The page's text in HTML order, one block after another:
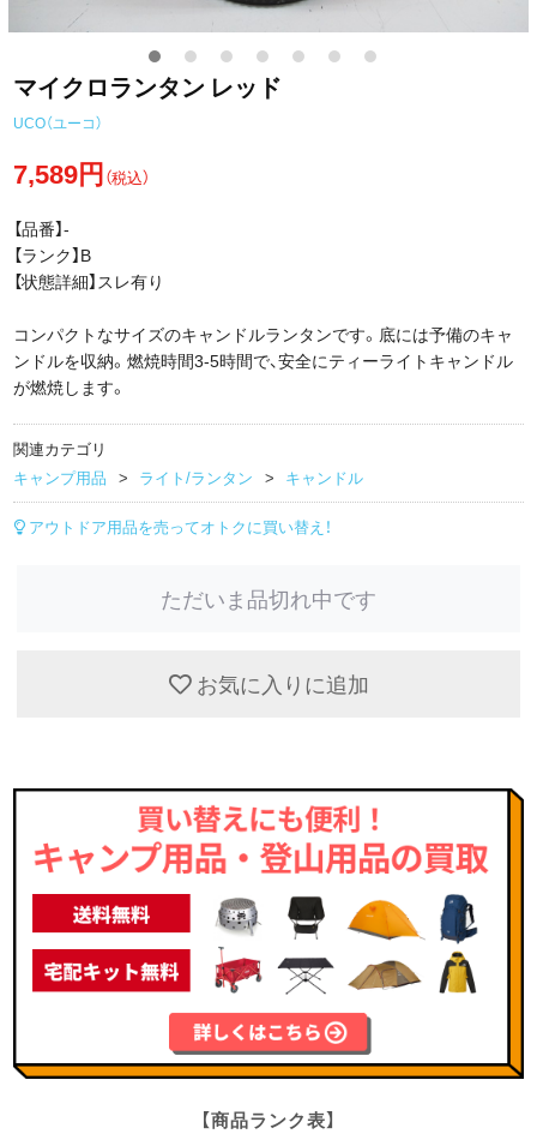
マイクロランタン レッド
UCO（ユーコ）
7,589円（税込）
【品番】-
【ランク】B
【状態詳細】スレ有り
コンパクトなサイズのキャンドルランタンです。底には予備のキャ
ンドルを収納。燃焼時間3-5時間で、安全にティーライトキャンドル
が燃焼します。
関連カテゴリ
キャンプ用品
ライト/ランタン キャンドル
アウトドア用品を売ってオトクに買い替え！
ただいま品切れ中です
お気に入りに追加
【商品ランク表】